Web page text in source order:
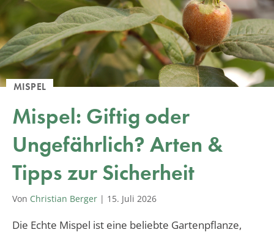
MISPEL
Mispel: Giftig oder
Ungefährlich? Arten &
Tipps zur Sicherheit
Von Christian Berger | 15. Juli 2026
Die Echte Mispel ist eine beliebte Gartenpflanze,